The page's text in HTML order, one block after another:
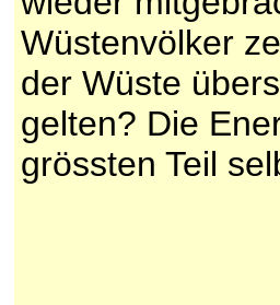
Wüstenvölker
der Wüste
gelten? Die
grössten Teil